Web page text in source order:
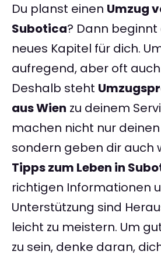
Du planst einen Umzug
Subotica? Dann beginnt
neues Kapitel für dich.
aufregend, aber oft
Deshalb steht
aus Wien zu deinem
machen nicht nur
sondern geben dir auch
Tipps zum Leben in
richtigen Informationen
Unterstützung sind
leicht zu meistern. Um
zu sein, denke daran,